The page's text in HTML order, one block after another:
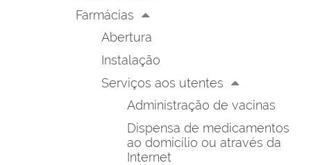
Farmácias
Abertura
Instalação
Serviços aos utentes
Administração de vacinas
Dispensa de medicamentos
ao domicílio ou através da
Internet